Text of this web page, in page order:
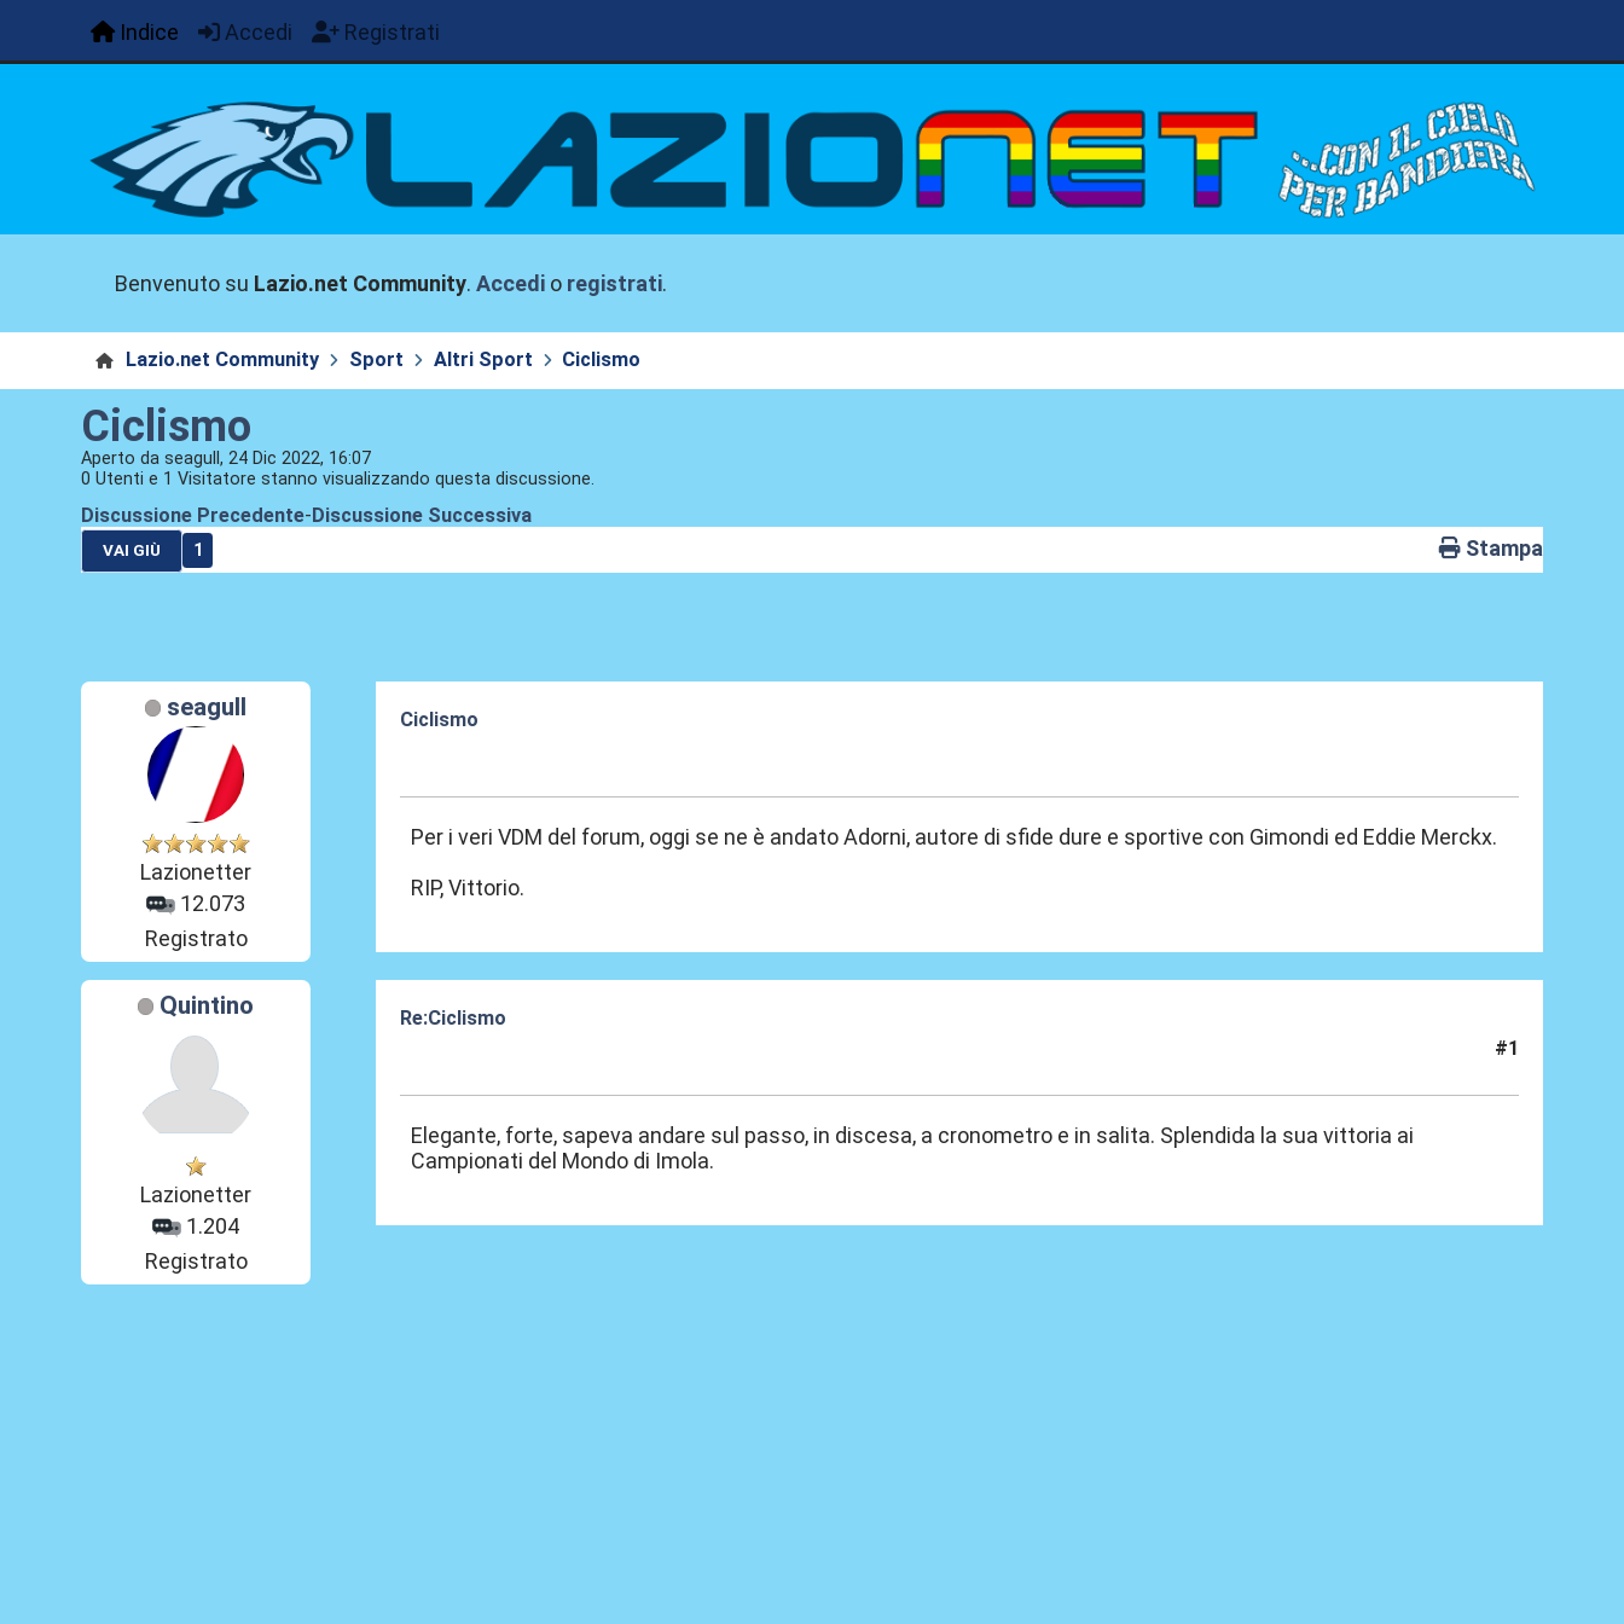
Indice Accedi Registrati
Benvenuto su Lazio.net Community.Accedi o registrati.
Lazio.net Community Sport Altri Sport Ciclismo
Ciclismo
Aperto da seagull, 24 Dic 2022, 16:07
0 Utenti e 1 Visitatore stanno visualizzando questa discussione.
Discussione Precedente- Discussione Successiva
VAI GIÙ 1 Stampa
seagull
Lazionetter
12.073
Registrato
Ciclismo
Per i veri VDM del forum, oggi se ne è andato Adorni, autore di sfide dure e sportive con Gimondi ed Eddie Merckx.
RIP, Vittorio.
Quintino
Lazionetter
1.204
Registrato
Re:Ciclismo
#1
Elegante, forte, sapeva andare sul passo, in discesa, a cronometro e in salita. Splendida la sua vittoria ai
Campionati del Mondo di Imola.